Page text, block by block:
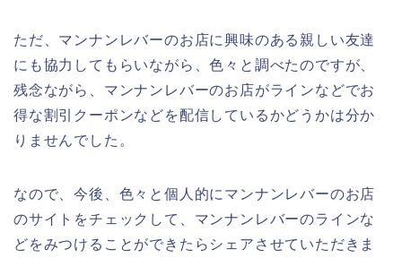
ただ、マンナンレバーのお店に興味のある親しい友達
にも協力してもらいながら、色々と調べたのですが、
残念ながら、マンナンレバーのお店がラインなどでお
得な割引クーポンなどを配信しているかどうかは分か
りませんでした。
なので、今後、色々と個人的にマンナンレバーのお店
のサイトをチェックして、マンナンレバーのラインな
どをみつけることができたらシェアさせていただきま